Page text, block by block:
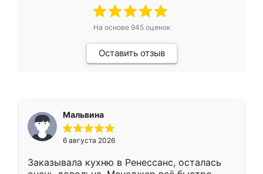
На основе 945оценок
Оставить отзыв
Мальвина
6 августа 2026
Заказывала кухню в Ренессанс, осталась